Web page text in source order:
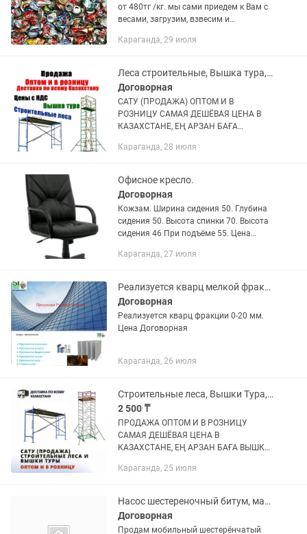
от 480тг /кг. мы сами приедем к Вам с
весами, загрузим, взвесим и
объеме цена договорная Приглашаем
Караганда, 29 июля
Леса строительные, Вышка тура, леса на колесах, Фасадные леса, лрсп
Договорная
САТУ (ПРОДАЖА) ОПТОМ И В
РОЗНИЦУ САМАЯ ДЕШЁВАЯ ЦЕНА В
КАЗАХСТАНЕ, ЕҢ АРЗАН БАҒА
ЛРСП-60 Производства (РОССИЯ
СЕРТИФИКАТЫ ПАСПОРТА,...
Караганда, 28 июля
Офисное кресло.
Договорная
Кожзам. Ширина сидения 50. Глубина
сидения 50. Высота спинки 70. Высота
сидения 46 При подъёме 55. Цена
в магазине 78695 т. сделаем скидки
Караганда, 27 июля
Реализуется кварц мелкой фракции
Договорная
Реализуется кварц фракции 0-20 мм.
Цена Договорная
Караганда, 26 июля
Строительные леса, Вышки Тура, Леса на колесах, Фасадные леса
2 500 ₸
ПРОДАЖА ОПТОМ И В РОЗНИЦУ
САМАЯ ДЕШЁВАЯ ЦЕНА В
КАЗАХСТАНЕ, ЕҢ АРЗАН БАҒА ВЫШКИ-
ЛЕСА, ЛЕСА НА КОЛЕСАХ, ФАСАДНЫЕ
ГОРИЗОНТАЛЬ НА ЛЕСА...
Караганда, 25 июля
Насос шестереночный битум, масла, мазут
Договорная
Продам мобильный шестерёнчатый